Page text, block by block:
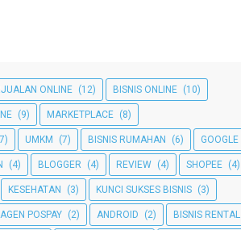
ONLINE (12) BISNIS ONLINE (10)
(9) MARKETPLACE (8)
UMKM (7) BISNIS RUMAHAN (6) GOOGLE
(4) BLOGGER (4) REVIEW (4) SHOPEE (4)
KESEHATAN (3) KUNCI SUKSES BISNIS (3)
AGEN POSPAY (2) ANDROID (2) BISNIS RENTAL